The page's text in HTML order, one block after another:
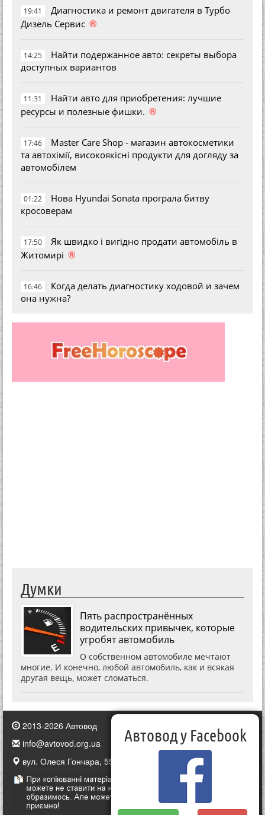
19:41
Диагностика и ремонт двигателя в Турбо
Дизель Сервис ®
14:25
Найти подержанное авто: секреты выбора
доступных вариантов
11:31
Найти авто для приобретения: лучшие
ресурсы и полезные фишки. ®
17:46
Master Care Shop - магазин автокосметики
та автохімії, високоякісні продукти для догляду за
автомобілем
01:22
Нова Hyundai Sonata програла битву
кросоверам
17:50
Як швидко і вигідно продати автомобіль в
Житомирі ®
16:46
Когда делать диагностику ходовой и зачем
она нужна?
Думки
Пять распространённых
водительских привычек, которые
угробят автомобиль
О собственном автомобиле мечтают
многие. И конечно, любой автомобиль, как и всякая
другая вещь, может сломаться.
2013-2026 Автовод
info@avtovod.org.ua
вул. Олеся Гончара, 55, Київ, Україна
Автовод у Facebook